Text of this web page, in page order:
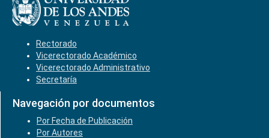
Rectorado
Vicerectorado Académico
Vicerectorado Administrativo
Secretaría
Navegación por documentos
Por Fecha de Publicación
Por Autores